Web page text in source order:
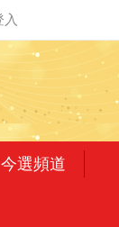
今選頻道